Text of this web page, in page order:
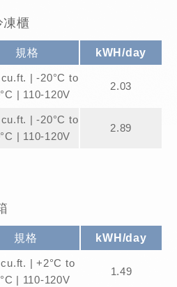
凍櫃
規格 kWH/day
| -20°C to
| 110-120V
2.03
| -20°C to
| 110-120V
2.89
規格 kWH/day
| +2°C to
| 110-120V
1.49